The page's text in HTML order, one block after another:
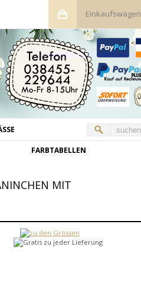
Einkaufswagen
FARBTABELLEN
MIT